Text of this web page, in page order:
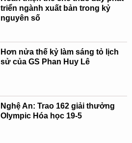
triển ngành xuất bản trong kỷ
nguyên số
Hơn nửa thế kỷ làm sáng tỏ lịch
sử của GS Phan Huy Lê
Nghệ An: Trao 162 giải thưởng
Olympic Hóa học 19-5